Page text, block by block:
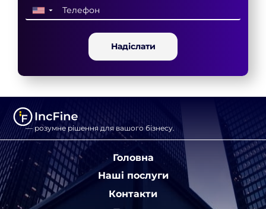
▼
Надіслати
— розумне рішення для вашого бізнесу.
Головна
Наші послуги
Контакти